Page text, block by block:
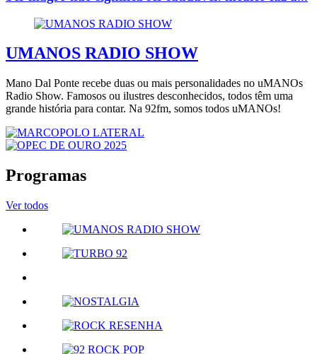
UMANOS RADIO SHOW
Mano Dal Ponte recebe duas ou mais personalidades no uMANOs
Radio Show. Famosos ou ilustres desconhecidos, todos têm uma
grande história para contar. Na 92fm, somos todos uMANOs!
Programas
Ver todos